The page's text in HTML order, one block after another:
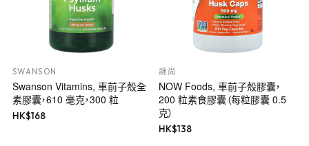
SWANSON
Swanson Vitamins, 車前子殼全
素膠囊，610 毫克，300 粒
HK$168
謎尚
NOW Foods, 車前子殼膠囊，
200 粒素食膠囊（每粒膠囊 0.5
克）
HK$138